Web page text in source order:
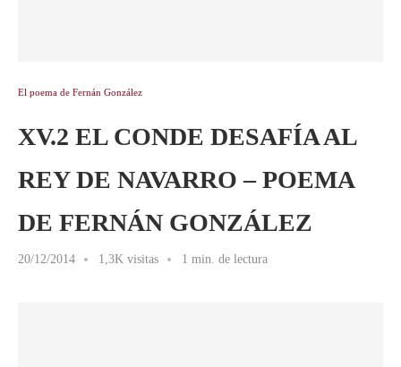
El poema de Fernán González
XV.2 EL CONDE DESAFÍA AL
REY DE NAVARRO – POEMA
DE FERNÁN GONZÁLEZ
20/12/2014 1,3K visitas 1 min. de lectura